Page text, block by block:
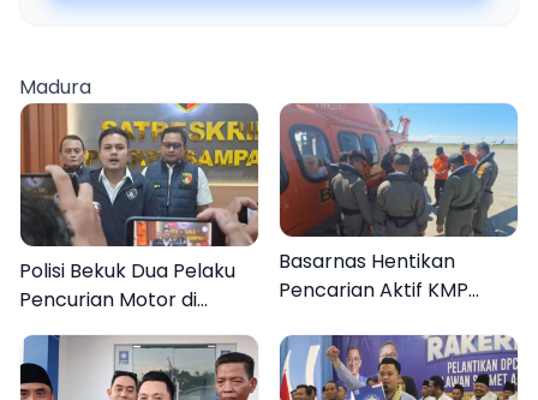
Madura
Polisi Bekuk Dua Pelaku
Pencurian Motor di
Bajrasokah Sampang
Basarnas Hentikan
Pencarian Aktif KMP
Orang Masih Hilang